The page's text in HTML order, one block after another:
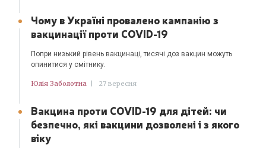
Чому в Україні провалено кампанію з
вакцинації проти COVID-19
Попри низький рівень вакцинаці, тисячі доз вакцин можуть
опинитися у смітнику.
Юлія Заболотна | 27 вересня
Вакцина проти COVID-19 для дітей: чи
безпечно, які вакцини дозволені і з якого
віку